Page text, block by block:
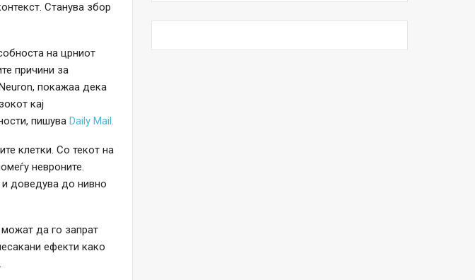
Станува збор
на црниот
причини за
покажаа дека
кај
пишува Daily Mail.
клетки. Со текот на
невроните.
и доведува до нивно
да го запрат
ефекти како